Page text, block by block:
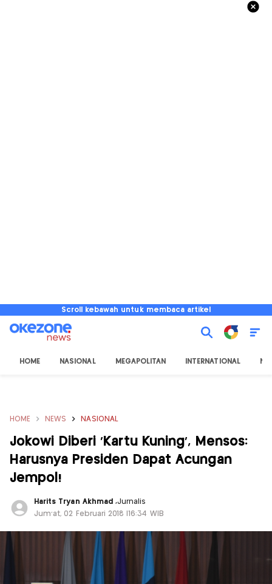
Scroll kebawah untuk membaca artikel
HOME NASIONAL MEGAPOLITAN INTERNATIONAL
HOME NEWS NASIONAL
Jokowi Diberi 'Kartu Kuning', Mensos:
Harusnya Presiden Dapat Acungan
Jempol!
Harits Tryan Akhmad ,Jurnalis
Jum'at, 02 Februari 2018 |16:34 WIB